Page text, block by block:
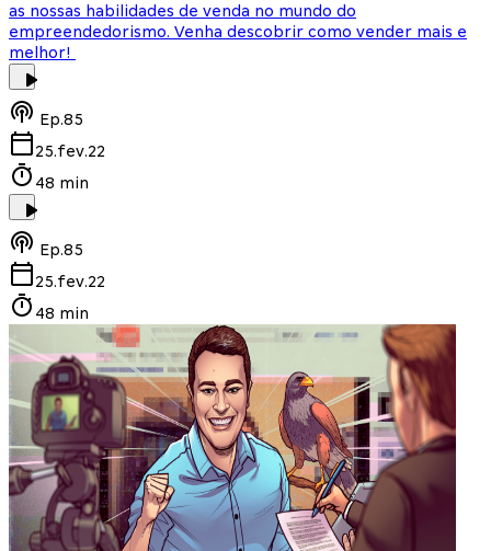
as nossas habilidades de venda no mundo do
empreendedorismo. Venha descobrir como vender mais e
melhor!
Ep.85
25.fev.22
48 min
Ep.85
25.fev.22
48 min